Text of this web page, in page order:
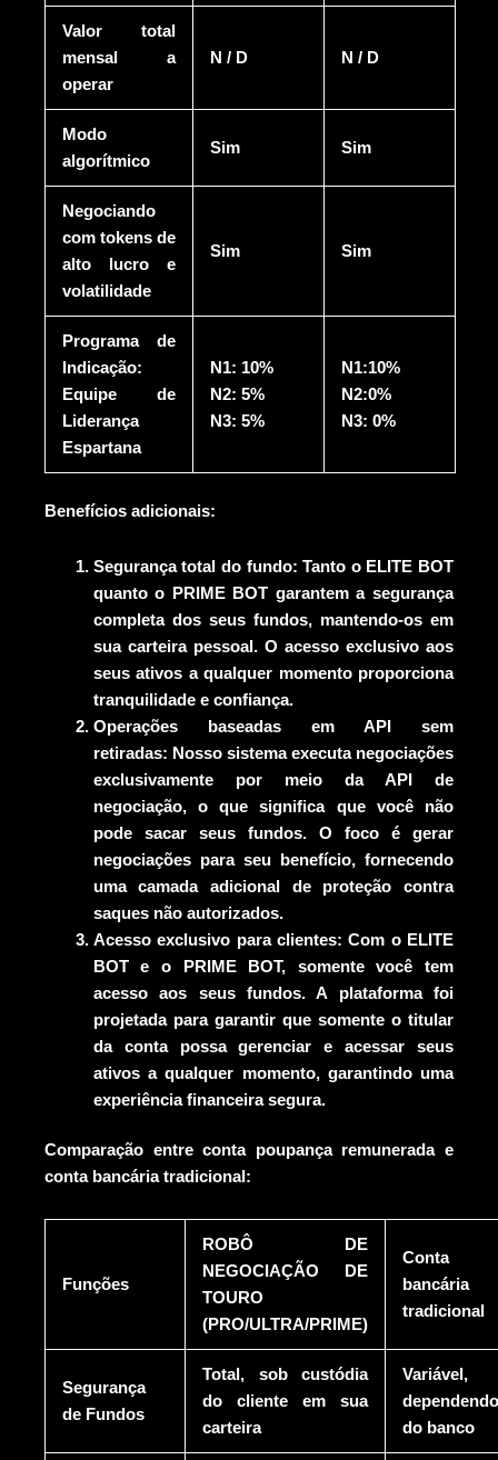
Valor total
mensal a
operar
N / D N / D
Modo
algorítmico
Sim Sim
Negociando
com tokens de
alto lucro e
volatilidade
Sim Sim
Programa de
Indicação:
Equipe de
Liderança
Espartana
N1: 10%
N2: 5%
N3: 5%
N1:10%
N2:0%
N3: 0%
Benefícios adicionais:
Segurança total do fundo: Tanto o ELITE BOT
quanto o PRIME BOT garantem a segurança
completa dos seus fundos, mantendo-os em
sua carteira pessoal. O acesso exclusivo aos
seus ativos a qualquer momento proporciona
tranquilidade e confiança.
Operações baseadas em API sem
retiradas: Nosso sistema executa negociações
exclusivamente por meio da API de
negociação, o que significa que você não
pode sacar seus fundos. O foco é gerar
negociações para seu benefício, fornecendo
uma camada adicional de proteção contra
saques não autorizados.
Acesso exclusivo para clientes: Com o ELITE
BOT e o PRIME BOT, somente você tem
acesso aos seus fundos. A plataforma foi
projetada para garantir que somente o titular
da conta possa gerenciar e acessar seus
ativos a qualquer momento, garantindo uma
experiência financeira segura.
Comparação entre conta poupança remunerada e
conta bancária tradicional:
Funções
ROBÔ DE
NEGOCIAÇÃO DE
TOURO
(PRO/ULTRA/PRIME)
Conta
bancária
tradicional
Segurança
de Fundos
Total, sob custódia
do cliente em sua
carteira
Variável,
dependendo
do banco